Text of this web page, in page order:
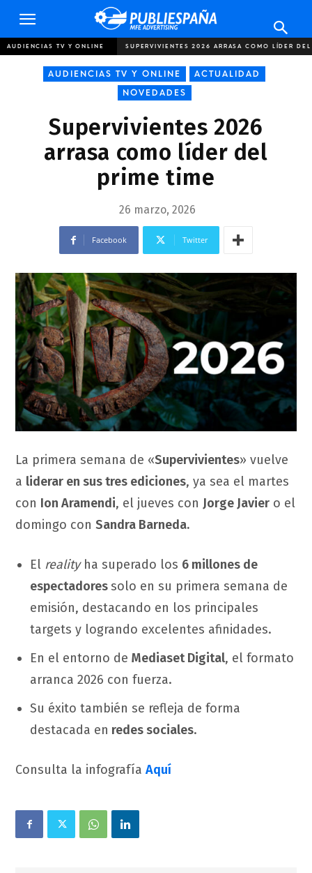
Publiespaña
AUDIENCIAS TV Y ONLINE SUPERVIVIENTES 2026 ARRASA COMO LÍDER
AUDIENCIAS TV Y ONLINE
ACTUALIDAD
NOVEDADES
Supervivientes 2026
arrasa como líder del
prime time
26 marzo, 2026
Facebook Twitter
La primera semana de «Supervivientes» vuelve
a liderar en sus tres ediciones, ya sea el martes
con Ion Aramendi, el jueves con Jorge Javier o el
domingo con Sandra Barneda.
El realityha superado los 6 millones de
espectadoressolo en su primera semana de
emisión, destacando en los principales
targets y logrando excelentes afinidades.
En el entorno de Mediaset Digital, el formato
arranca 2026 con fuerza.
Su éxito también se refleja de forma
destacada en redes sociales.
Consulta la infografía Aquí